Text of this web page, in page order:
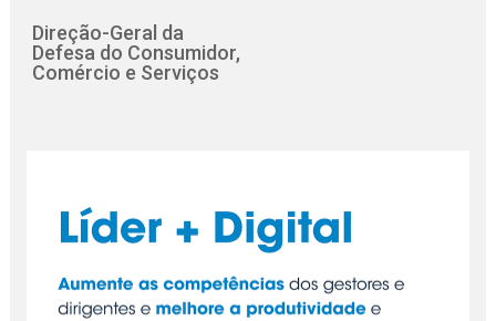
Direção-Geral da
Defesa do Consumidor,
Comércio e Serviços